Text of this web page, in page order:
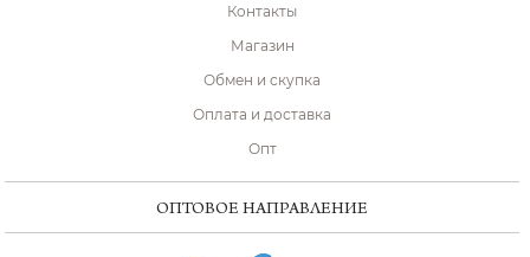
Контакты
Магазин
Обмен и скупка
Оплата и доставка
Опт
ОПТОВОЕ НАПРАВЛЕНИЕ